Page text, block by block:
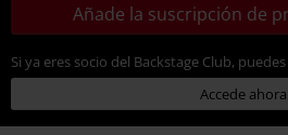
Añade la suscripción de
Si ya eres socio del Backstage Club,
Accede ahora